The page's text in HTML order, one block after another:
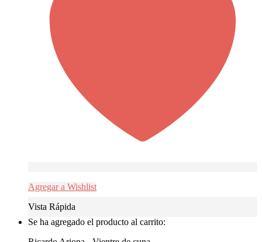
Agregar a Wishlist
Vista Rápida
Se ha agregado el producto al carrito: